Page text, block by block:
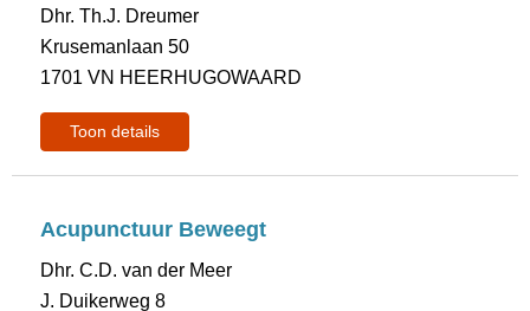
Dhr. Th.J. Dreumer
Krusemanlaan 50
1701 VN HEERHUGOWAARD
Toon details
Acupunctuur Beweegt
Dhr. C.D. van der Meer
J. Duikerweg 8